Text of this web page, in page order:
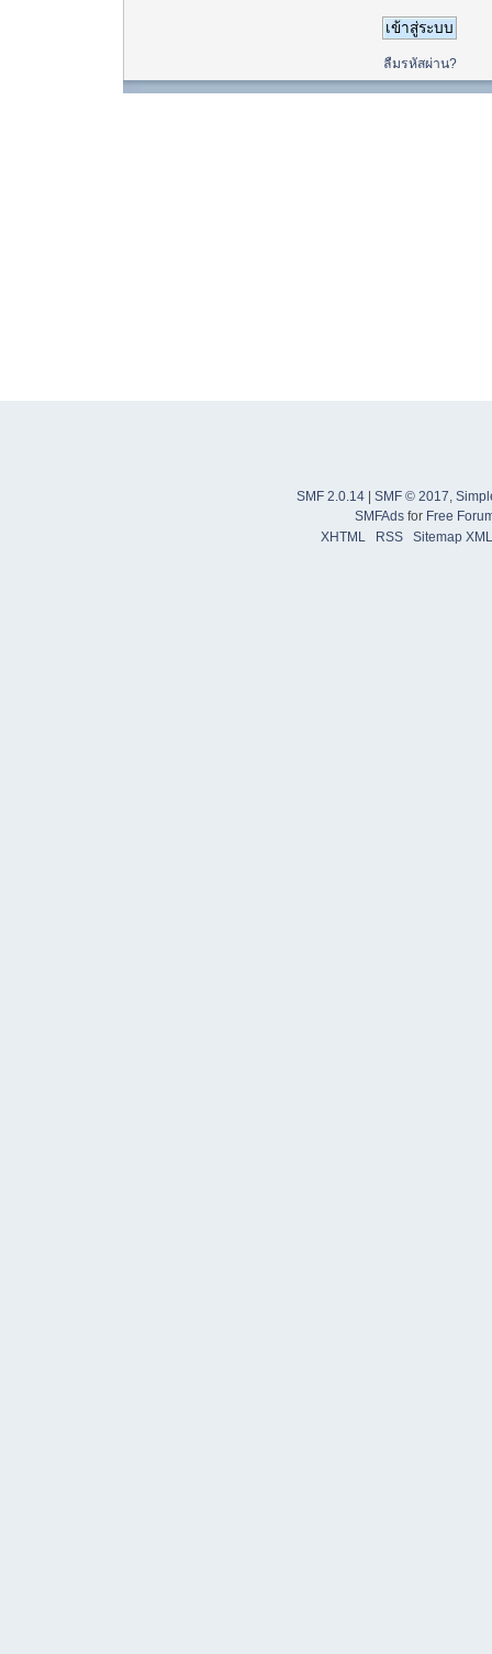
ลืมรหัสผ่าน?
SMF 2.0.14 SMF © 2017,
SMFAdsfor Free
XHTML
RSS Sitemap XML